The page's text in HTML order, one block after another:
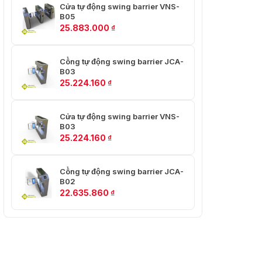
Cửa tự động swing barrier VNS-
B05
25.883.000 ₫
Cổng tự động swing barrier JCA-
B03
25.224.160 ₫
Cửa tự động swing barrier VNS-
B03
25.224.160 ₫
Cổng tự động swing barrier JCA-
B02
22.635.860 ₫